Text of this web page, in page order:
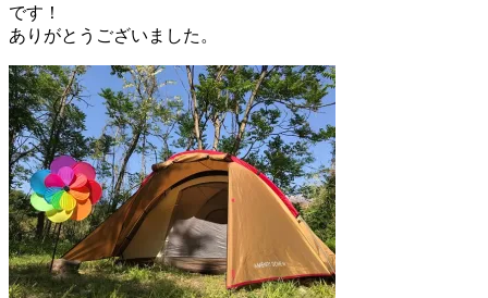
です！
ありがとうございました。